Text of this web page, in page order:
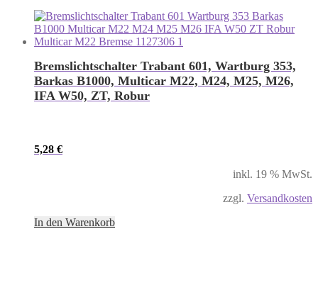
Bremslichtschalter Trabant 601, Wartburg 353,
Barkas B1000, Multicar M22, M24, M25, M26,
IFA W50, ZT, Robur
5,28 €
inkl. 19 % MwSt.
zzgl. Versandkosten
In den Warenkorb